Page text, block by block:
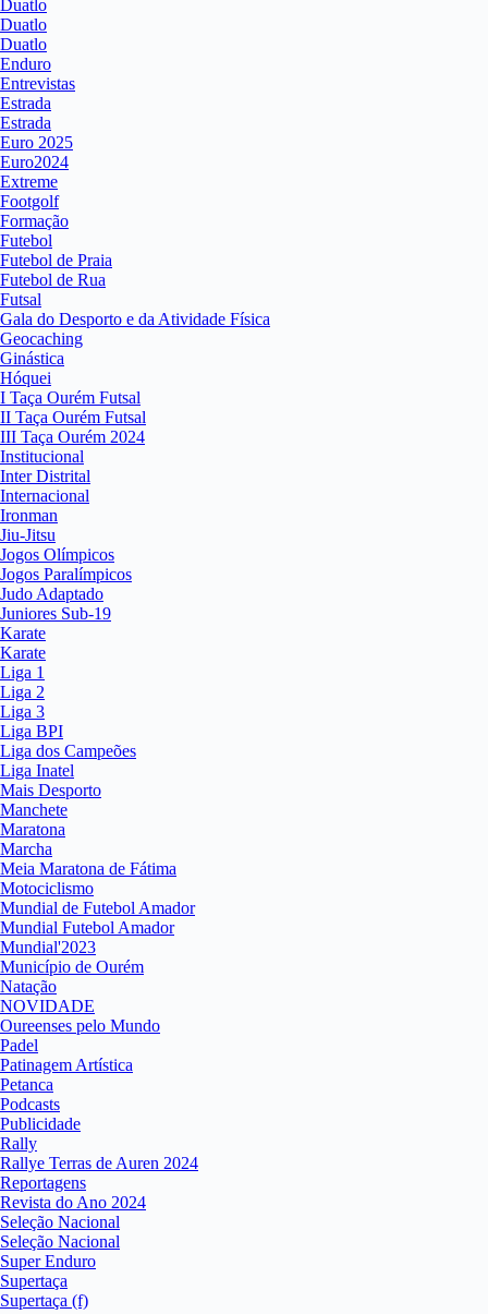
Duatlo
Duatlo
Duatlo
Enduro
Entrevistas
Estrada
Estrada
Euro 2025
Euro2024
Extreme
Footgolf
Formação
Futebol
Futebol de Praia
Futebol de Rua
Futsal
Gala do Desporto e da Atividade Física
Geocaching
Ginástica
Hóquei
I Taça Ourém Futsal
II Taça Ourém Futsal
III Taça Ourém 2024
Institucional
Inter Distrital
Internacional
Ironman
Jiu-Jitsu
Jogos Olímpicos
Jogos Paralímpicos
Judo Adaptado
Juniores Sub-19
Karate
Karate
Liga 1
Liga 2
Liga 3
Liga BPI
Liga dos Campeões
Liga Inatel
Mais Desporto
Manchete
Maratona
Marcha
Meia Maratona de Fátima
Motociclismo
Mundial de Futebol Amador
Mundial Futebol Amador
Mundial'2023
Município de Ourém
Natação
NOVIDADE
Oureenses pelo Mundo
Padel
Patinagem Artística
Petanca
Podcasts
Publicidade
Rally
Rallye Terras de Auren 2024
Reportagens
Revista do Ano 2024
Seleção Nacional
Seleção Nacional
Super Enduro
Supertaça
Supertaça (f)